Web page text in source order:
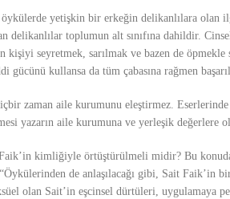
öykülerde yetişkin bir erkeğin delikanlılara olan
delikanlılar toplumun alt sınıfına dahildir.
kişiyi seyretmek, sarılmak ve bazen de öpmekle
gücünü kullansa da tüm çabasına rağmen
zaman aile kurumunu eleştirmez. Eserlerinde
yazarın aile kurumuna ve yerleşik değerlere
kimliğiyle örtüştürülmeli midir? Bu konuda
Öykülerinden de anlaşılacağı gibi, Sait Faik’in
olan Sait’in eşcinsel dürtüleri, uygulamaya